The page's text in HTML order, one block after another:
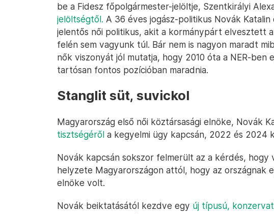
be a Fidesz főpolgármester-jelöltje, Szentkirályi
jelöltségtől. A 36 éves jogász-politikus Novák
jelentős női politikus, akit a kormánypárt elvesztett
felén sem vagyunk túl. Bár nem is nagyon maradt
nők viszonyát jól mutatja, hogy 2010 óta a NER-ben
tartósan fontos pozícióban maradnia.
Stanglit süt, suvickol
Magyarország első női köztársasági elnöke, Novák
tisztségéről a kegyelmi ügy kapcsán, 2022 és
Novák kapcsán sokszor felmerült az a kérdés,
helyzete Magyarországon attól, hogy az országnak
elnöke volt.
Novák beiktatásától kezdve egy új típusú,